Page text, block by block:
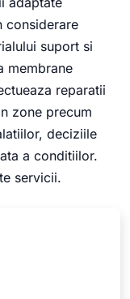
considerare
suport si
membrane
reparatii
zone precum
deciziile
a conditiilor.
servicii.